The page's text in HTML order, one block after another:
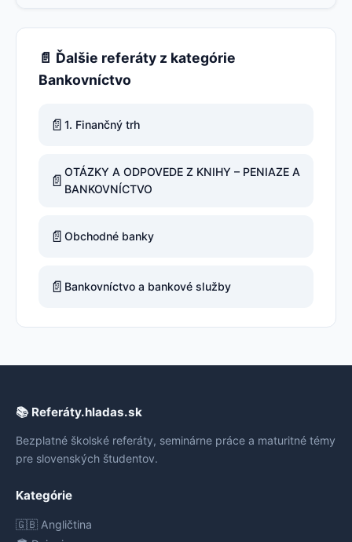
📄 Ďalšie referáty z kategórie
Bankovníctvo
📄 1. Finančný trh
📄 OTÁZKY A ODPOVEDE Z KNIHY – PENIAZE A
BANKOVNÍCTVO
📄 Obchodné banky
📄 Bankovníctvo a bankové služby
📚 Referáty.hladas.sk
Bezplatné školské referáty, seminárne práce a maturitné témy
pre slovenských študentov.
Kategórie
🇬🇧 Angličtina